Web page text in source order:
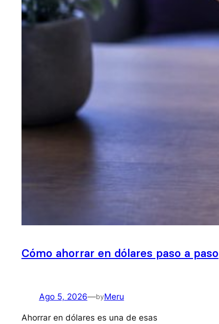
Cómo ahorrar en dólares paso a paso
Ago 5, 2026—byMeru
Ahorrar en dólares es una de esas